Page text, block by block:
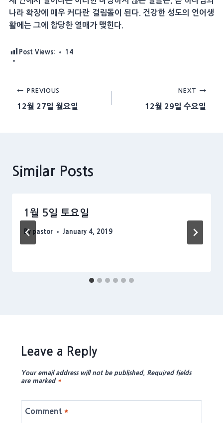
나라 확장에 매우 커다란 걸림돌이 된다. 건강한 성도의 언어생
활에는 그에 합당한 열매가 맺힌다.
Post Views: 14
Post
navigation
PREVIOUS
12월 27일 월요일
NEXT
12월 29일 수요일
Similar Posts
1월 5일 토요일
By pastor January 4, 2019
Leave a Reply
Your email address will not be published. Required fields
are marked *
Comment *